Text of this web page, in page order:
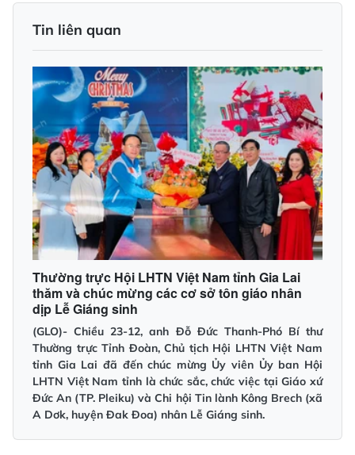
Tin liên quan
Thường trực Hội LHTN Việt Nam tỉnh Gia Lai
thăm và chúc mừng các cơ sở tôn giáo nhân
dịp Lễ Giáng sinh
(GLO)- Chiều 23-12, anh Đỗ Đức Thanh-Phó Bí thư
Thường trực Tỉnh Đoàn, Chủ tịch Hội LHTN Việt Nam
tỉnh Gia Lai đã đến chúc mừng Ủy viên Ủy ban Hội
LHTN Việt Nam tỉnh là chức sắc, chức việc tại Giáo xứ
Đức An (TP. Pleiku) và Chi hội Tin lành Kông Brech (xã
A Dơk, huyện Đak Đoa) nhân Lễ Giáng sinh.